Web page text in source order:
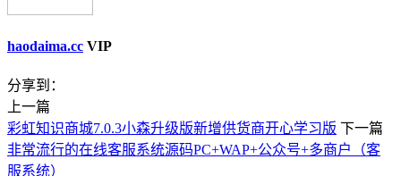
haodaima.cc VIP
分享到：
上一篇
彩虹知识商城7.0.3小森升级版新增供货商开心学习版 下一篇
非常流行的在线客服系统源码PC+WAP+公众号+多商户（客
服系统）